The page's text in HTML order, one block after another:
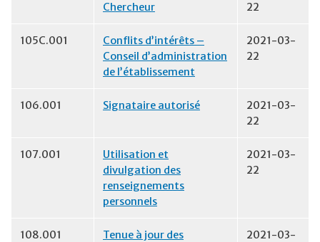
Chercheur
22
105C.001
Conflits d’intérêts –
Conseil d’administration
de l’établissement
2021-03-
22
106.001 Signataire autorisé
2021-03-
22
107.001
Utilisation et
divulgation des
renseignements
personnels
2021-03-
22
108.001
Tenue à jour des
2021-03-